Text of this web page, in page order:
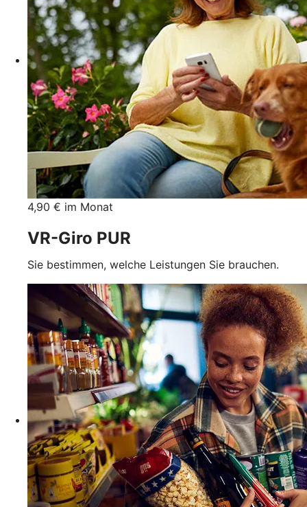
4,90 € im Monat
VR-Giro PUR
Sie bestimmen, welche Leistungen Sie brauchen.